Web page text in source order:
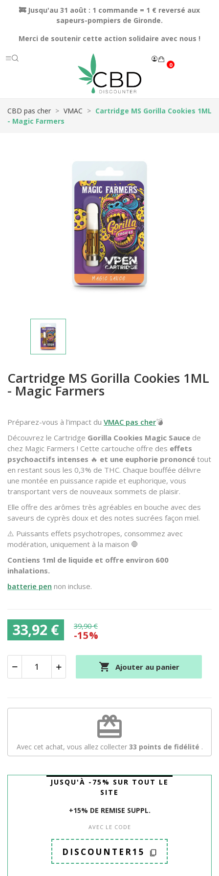
🚒 Jusqu'au 31 août : 1 commande = 1 € reversé aux
sapeurs-pompiers de Gironde.
Merci de soutenir cette action solidaire avec nous !
0
CBD pas cher VMAC
Cartridge MS Gorilla Cookies 1ML
- Magic Farmers
Cartridge MS Gorilla Cookies 1ML
- Magic Farmers
Préparez-vous à l’impact du VMAC pas cher💣
Découvrez le Cartridge Gorilla Cookies Magic Sauce de
chez Magic Farmers ! Cette cartouche offre des effets
psychoactifs intenses 🔥 et une euphorie prononcé tout
en restant sous les 0,3% de THC. Chaque bouffée délivre
une montée en puissance rapide et euphorique, vous
transportant vers de nouveaux sommets de plaisir.
Elle offre des arômes très agréables en bouche avec des
saveurs de cyprès doux et des notes sucrées façon miel.
⚠️ Puissants effets psychotropes, consommez avec
modération, uniquement à la maison 🛑
Contiens 1ml de liquide et offre environ 600
inhalations.
batterie pen non incluse.
33,92 € 39,90 €
-15%
 Ajouter au panier
redeem
Avec cet achat, vous allez collecter 33 points de fidélité .
JUSQU'À -75% SUR TOUT LE
SITE
+15% DE REMISE SUPPL.
AVEC LE CODE
DISCOUNTER15